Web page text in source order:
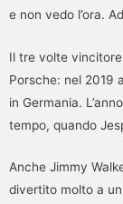
e non vedo l’ora.
Il tre volte
Porsche: nel 2019
in Germania.
tempo, quando
Anche Jimmy
divertito molto a